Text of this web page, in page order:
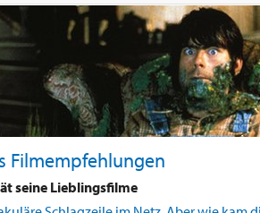
Filmempfehlungen
seine Lieblingsfilme